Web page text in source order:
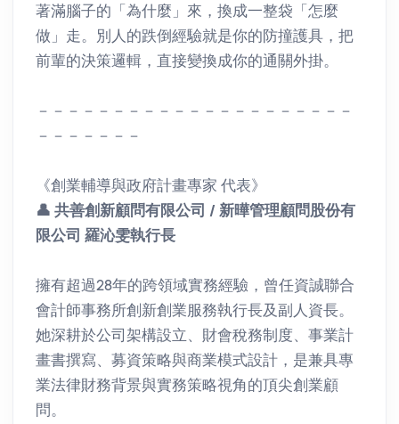
著滿腦子的「為什麼」來，換成一整袋「怎麼
做」走。別人的跌倒經驗就是你的防撞護具，把
前輩的決策邏輯，直接變換成你的通關外掛。
－－－－－－－－－－－－－－－－－－－－－
－－－－－－－
《創業輔導與政府計畫專家 代表》
👤 共善創新顧問有限公司 / 新曄管理顧問股份有
限公司 羅沁雯執行長
擁有超過28年的跨領域實務經驗，曾任資誠聯合
會計師事務所創新創業服務執行長及副人資長。
她深耕於公司架構設立、財會稅務制度、事業計
畫書撰寫、募資策略與商業模式設計，是兼具專
業法律財務背景與實務策略視角的頂尖創業顧
問。